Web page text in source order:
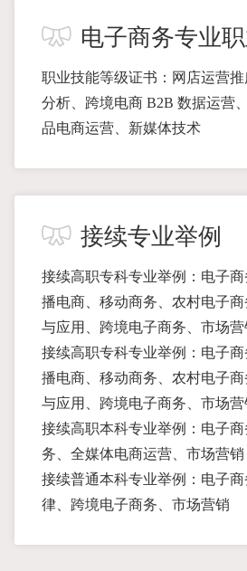
电子商务专业
职业技能等级证书：网店运营
分析、跨境电商 B2B 数据运营
品电商运营、新媒体技术
接续专业举例
接续高职专科专业举例：电子
播电商、移动商务、农村电子
与应用、跨境电子商务、市场营
接续高职专科专业举例：电子
播电商、移动商务、农村电子
与应用、跨境电子商务、市场营
接续高职本科专业举例：电子
务、全媒体电商运营、市场营销
接续普通本科专业举例：电子
律、跨境电子商务、市场营销